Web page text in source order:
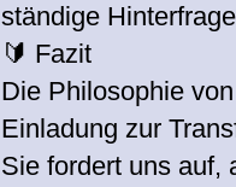
ständige
🔰 Fazit
Die Philosophie
Einladung zur
Sie fordert uns auf,